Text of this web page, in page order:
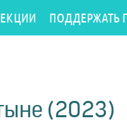
ПОДДЕРЖАТЬ
(2023)